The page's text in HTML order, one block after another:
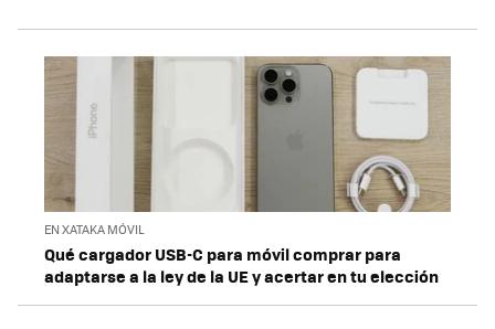
EN XATAKA MÓVIL
Qué cargador USB-C para móvil comprar para
adaptarse a la ley de la UE y acertar en tu elección